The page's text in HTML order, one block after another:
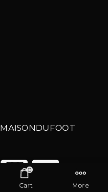
MAISONDUFOOT
0
Cart More